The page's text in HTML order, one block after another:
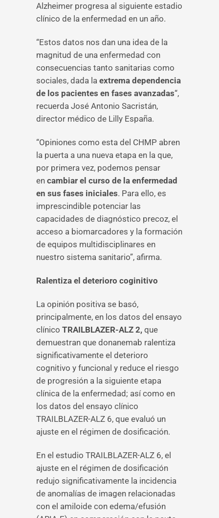
Alzheimer progresa al siguiente estadio
clínico de la enfermedad en un año.
“Estos datos nos dan una idea de la
magnitud de una enfermedad con
consecuencias tanto sanitarias como
sociales, dada la extrema dependencia
de los pacientes en fases avanzadas“,
recuerda José Antonio Sacristán,
director médico de Lilly España.
“Opiniones como esta del CHMP abren
la puerta a una nueva etapa en la que,
por primera vez, podemos pensar
en cambiar el curso de la enfermedad
en sus fases iniciales. Para ello, es
imprescindible potenciar las
capacidades de diagnóstico precoz, el
acceso a biomarcadores y la formación
de equipos multidisciplinares en
nuestro sistema sanitario”, afirma.
Ralentiza el deterioro coginitivo
La opinión positiva se basó,
principalmente, en los datos del ensayo
clínico TRAILBLAZER-ALZ 2, que
demuestran que donanemab ralentiza
significativamente el deterioro
cognitivo y funcional y reduce el riesgo
de progresión a la siguiente etapa
clínica de la enfermedad; así como en
los datos del ensayo clínico
TRAILBLAZER-ALZ 6, que evaluó un
ajuste en el régimen de dosificación.
En el estudio TRAILBLAZER-ALZ 6, el
ajuste en el régimen de dosificación
redujo significativamente la incidencia
de anomalías de imagen relacionadas
con el amiloide con edema/efusión